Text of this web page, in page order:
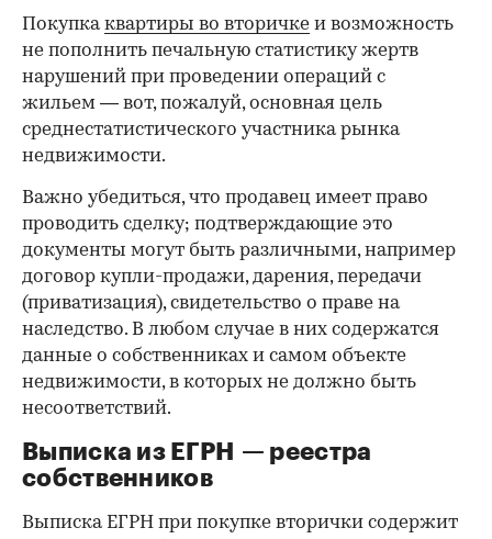
Покупкаквартиры во вторичке и возможность
не пополнить печальную статистику жертв
нарушений при проведении операций с
жильем — вот, пожалуй, основная цель
среднестатистического участника рынка
недвижимости.
Важно убедиться, что продавец имеет право
проводить сделку; подтверждающие это
документы могут быть различными, например
договор купли-продажи, дарения, передачи
(приватизация), свидетельство о праве на
наследство. В любом случае в них содержатся
данные о собственниках и самом объекте
недвижимости, в которых не должно быть
несоответствий.
Выписка из ЕГРН — реестра
собственников
Выписка ЕГРН при покупке вторички содержит